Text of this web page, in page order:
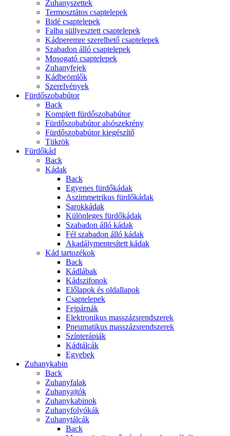
Zuhanyszettek
Termosztátos csaptelepek
Bidé csaptelepek
Falba süllyesztett csaptelepek
Kádperemre szerelhető csaptelepek
Szabadon álló csaptelepek
Mosogató csaptelepek
Zuhanyfejek
Kádbeömlők
Szerelvények
Fürdőszobabútor
Back
Komplett fürdőszobabútor
Fürdőszobabútor alsószekrény
Fürdőszobabútor kiegészítő
Tükrök
Fürdőkád
Back
Kádak
Back
Egyenes fürdőkádak
Aszimmetrikus fürdőkádak
Sarokkádak
Különleges fürdőkádak
Szabadon álló kádak
Fél szabadon álló kádak
Akadálymentesített kádak
Kád tartozékok
Back
Kádlábak
Kádszifonok
Előlapok és oldallapok
Csaptelepek
Fejpárnák
Elektronikus masszázsrendszerek
Pneumatikus masszázsrendszerek
Színterápiák
Kádtálcák
Egyebek
Zuhanykabin
Back
Zuhanyfalak
Zuhanyajtók
Zuhanykabinok
Zuhanyfolyókák
Zuhanytálcák
Back